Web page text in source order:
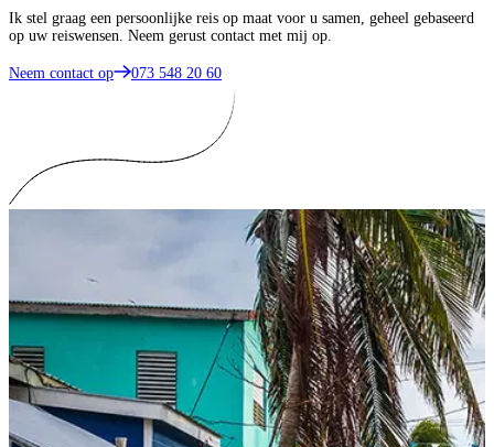
Ik stel graag een persoonlijke reis op maat voor u samen, geheel gebaseerd
op uw reiswensen. Neem gerust contact met mij op.
Neem contact op 073 548 20 60